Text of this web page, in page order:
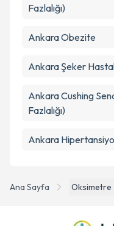
Ana Sayfa Oksimetre
Fazlalığı)
Ankara Obezite
Ankara Şeker
Ankara Cushing
Fazlalığı)
Ankara